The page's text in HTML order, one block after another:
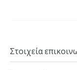
Στοιχεία